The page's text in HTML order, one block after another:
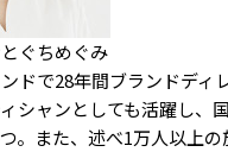
ぐちめぐみ
ドで28年間ブランドディ
シャンとしても活躍し、
。また、述べ1万人以上